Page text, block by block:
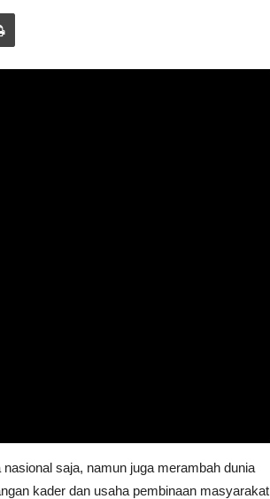
saja, namun juga merambah dunia
kader dan usaha pembinaan masyarakat